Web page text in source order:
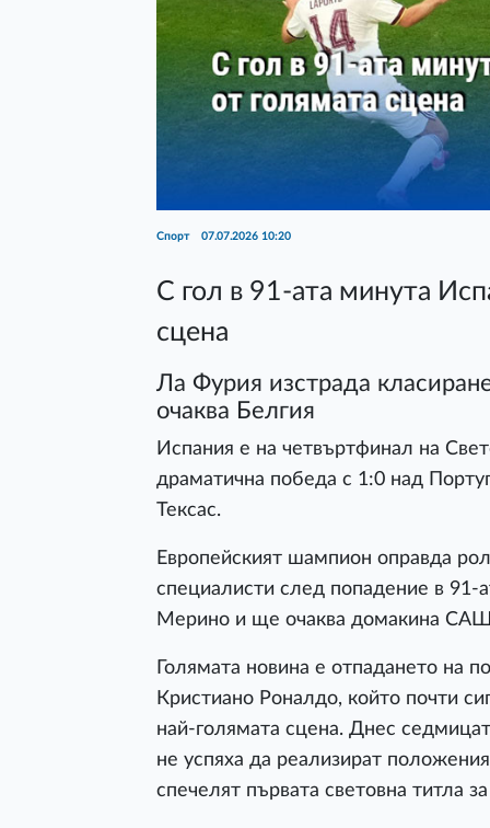
Спорт 07.07.2026 10:20
С гол в 91-ата минута
сцена
Ла Фурия изстрада
очаква Белгия
Испания е на четвъртфинал на
драматична победа с 1:0 над
Тексас.
Европейският шампион оправда
специалисти след попадение в 91-
Мерино и ще очаква домакина
Голямата новина е отпадането на
Кристиано Роналдо, който почти
най-голямата сцена. Днес
не успяха да реализират
спечелят първата световна титла